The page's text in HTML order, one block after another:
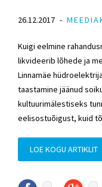
26.12.2017
Kuigi eelmine
likvideerib lõhede ja
Linnamäe
taastamine jäänud
kultuurimälestiseks
eelisostuõigust, kuid
LOE KOGU ARTIKLIT